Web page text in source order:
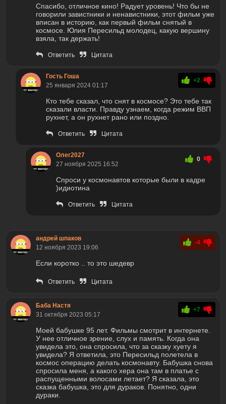
Спасибо, отличное кино! Радует уровень! Что бы не
говорили завистники и ненавистники, этот фильм уже
вписан в историю, как первый фильм снятый в
космосе. Юлия Пересильд молодец, какую вершину
взяла, так держать!
Ответить Цитата
Гость Гоша
25 января 2024 01:17
+2
Кто тебе сказал, что снят в космосе? Это тебе так
сказали власти. Правду узнаем, когда режим ВВП
рухнет, а он рухнет рано или поздно.
Ответить Цитата
Олег2027
27 ноября 2025 16:52
0
Спроси у космонавтов которые были в кадре
)идиотина
Ответить Цитата
андрей шпаков
12 ноября 2023 19:06
-4
Если коротко .. то это шедевр
Ответить Цитата
Баба Настя
31 октября 2023 05:17
+7
Моей бабушке 95 лет. Фильмы смотрит в интернете.
У нее отличное зрение, слух и память. Когда она
увидела это, она спросила, что за сказку хуету я
увидела? Я ответила, это Пересильд полетела в
космос операцию делать космонавту. Бабушка снова
спросила меня, а какого хера она там в платье с
распущенными волосами летает? Я сказала, это
сказка бабушка, это для дураков. Понятно, одни
дураки.